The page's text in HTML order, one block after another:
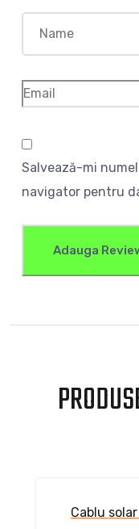
Salvează-mi
navigator pentru
Cablu